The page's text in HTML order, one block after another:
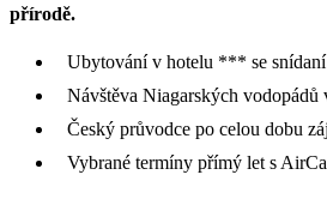
přírodě.
Ubytování v hotelu *** se
Návštěva Niagarských vodopádů
Český průvodce po celou dobu
Vybrané termíny přímý let s